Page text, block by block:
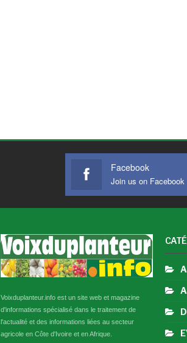
Facebook
Join us on Facebook
Voixduplanteur.info est un site web et magazine
d'informations spécialisé dans le traitement de
l'actualité et des informations liées au secteur
agricole en Côte d'Ivoire et en Afrique.